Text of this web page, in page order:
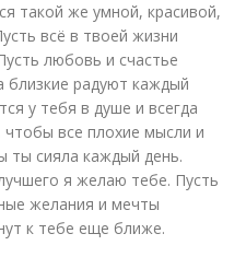
такой же умной, красивой,
всё в твоей жизни
любовь и счастье
близкие радуют каждый
у тебя в душе и всегда
все плохие мысли и
ты сияла каждый день.
я желаю тебе. Пусть
желания и мечты
к тебе еще ближе.